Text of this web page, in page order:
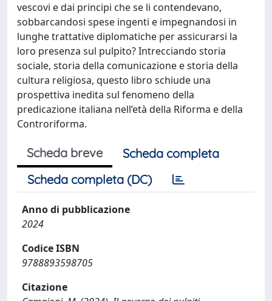
vescovi e dai principi che se li contendevano,
sobbarcandosi spese ingenti e impegnandosi in
lunghe trattative diplomatiche per assicurarsi la
loro presenza sul pulpito? Intrecciando storia
sociale, storia della comunicazione e storia della
cultura religiosa, questo libro schiude una
prospettiva inedita sul fenomeno della
predicazione italiana nell’età della Riforma e della
Controriforma.
Scheda breve
Scheda completa
Scheda completa (DC)
Anno di pubblicazione
2024
Codice ISBN
9788893598705
Citazione